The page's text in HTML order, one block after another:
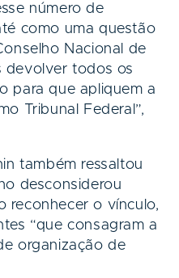
número de
como uma questão
Nacional de
devolver todos os
para que apliquem a
Tribunal Federal”,
também ressaltou
desconsiderou
reconhecer o vínculo,
“que consagram a
organização de